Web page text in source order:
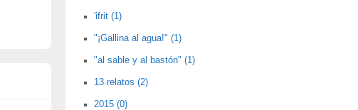
'ifrit (1)
"¡Gallina al agua!" (1)
"al sable y al bastón" (1)
13 relatos (2)
2015 (0)